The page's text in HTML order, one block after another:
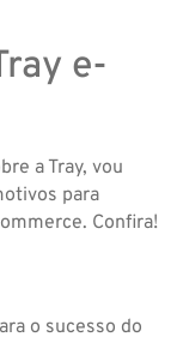
e-
a Tray, vou
para
Confira!
o sucesso do